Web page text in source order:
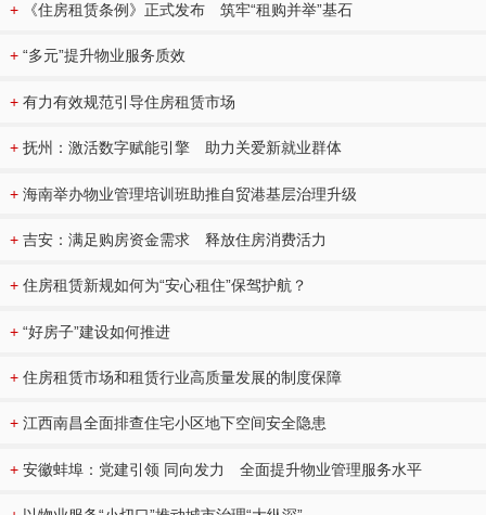
+ 《住房租赁条例》正式发布 筑牢“租购并举”基石
+ “多元”提升物业服务质效
+ 有力有效规范引导住房租赁市场
+ 抚州：激活数字赋能引擎 助力关爱新就业群体
+ 海南举办物业管理培训班助推自贸港基层治理升级
+ 吉安：满足购房资金需求 释放住房消费活力
+ 住房租赁新规如何为“安心租住”保驾护航？
+ “好房子”建设如何推进
+ 住房租赁市场和租赁行业高质量发展的制度保障
+ 江西南昌全面排查住宅小区地下空间安全隐患
+ 安徽蚌埠：党建引领 同向发力 全面提升物业管理服务水平